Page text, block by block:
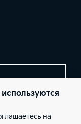
Взлётка»
на